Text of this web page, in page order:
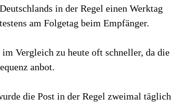
in der Regel einen Werktag
am Folgetag beim Empfänger.
Vergleich zu heute oft schneller, da die
anbot.
die Post in der Regel zweimal täglich